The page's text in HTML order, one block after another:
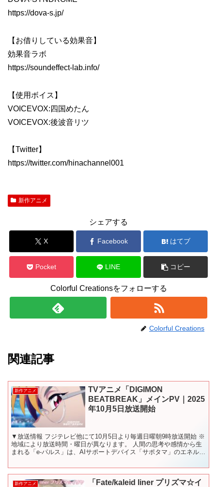
https://dova-s.jp/
【お借りしている効果音】
効果音ラボ
https://soundeffect-lab.info/
【使用ボイス】
VOICEVOX:四国めたん
VOICEVOX:後波音リツ
【Twitter】
https://twitter.com/hinachannel001
新作アニメ
シェアする
X Facebook はてブ
Pocket LINE コピー
Colorful Creationsをフォローする
Colorful Creations
関連記事
新作アニメ
TVアニメ「DIGIMON
BEATBREAK」メインPV｜2025
年10月5日放送開始
▼放送情報 フジテレビ他にて10月5日より毎週日曜朝9時放送開始 ※
地域により放送時間・曜日が異なります。 人間の思考や感情から生
まれる「e-パルス」は、AIサポートデバイス「サポタマ」のエネルギ
新作アニメ
「Fate/kaleid liner プリズマ☆イ